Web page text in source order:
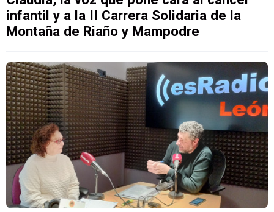
infantil y a la II Carrera Solidaria de la
Montaña de Riaño y Mampodre